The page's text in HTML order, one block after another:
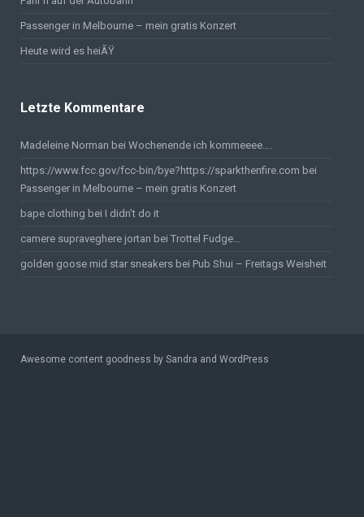
Passenger in Melbourne – mein gratis Konzert
Heute wird es heiÃŸ
Letzte Kommentare
Madeleine Norman bei Wochenende ich kommeeee….
https://www.fcc.gov/fcc-bin/bye?https://sparkthenfire.com bei
Passenger in Melbourne – mein gratis Konzert
bape clothing bei I didn’t do it
camere supraveghere jortan bei Trottel Fudge…
golden goose mid star sneakers bei Pub Shui – Freitags Weisheit
Awesome content goodness by Sandra and WordPress